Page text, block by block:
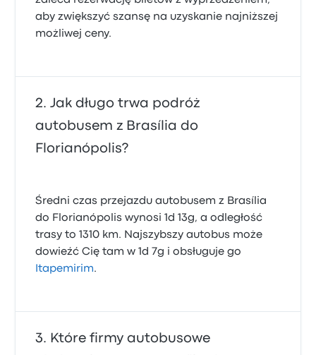
aby zwiększyć szansę na uzyskanie najniższej
możliwej ceny.
Jak długo trwa podróż
autobusem z Brasília do
Florianópolis?
Średni czas przejazdu autobusem z Brasília
do Florianópolis wynosi 1d 13g, a odległość
trasy to 1310 km. Najszybszy autobus może
dowieźć Cię tam w 1d 7g i obsługuje go
Itapemirim.
Które firmy autobusowe